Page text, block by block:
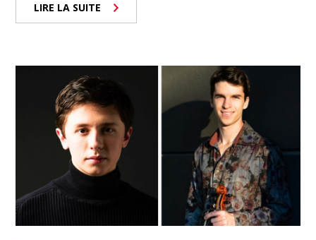
LIRE LA SUITE